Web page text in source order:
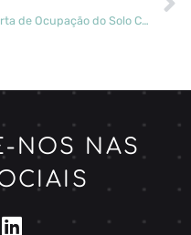
Carta de Ocupação do Solo Conjuntural (COSc) Pré-Verão: Uma Ferramenta Inovadora para a Gestão da Paisagem em Portugal
NOS NAS